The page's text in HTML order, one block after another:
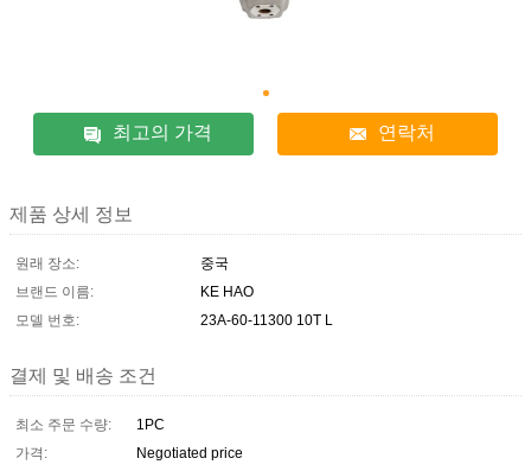
최고의 가격 연락처
제품 상세 정보
원래 장소:
중국
브랜드 이름:
KE HAO
모델 번호:
23A-60-11300 10T L
결제 및 배송 조건
최소 주문 수량:
1PC
가격:
Negotiated price